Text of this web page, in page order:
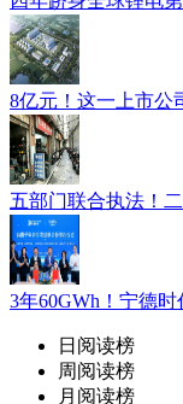
8亿元！这一上市公
五部门联合执法！
3年60GWh！宁德
日阅读榜
周阅读榜
月阅读榜